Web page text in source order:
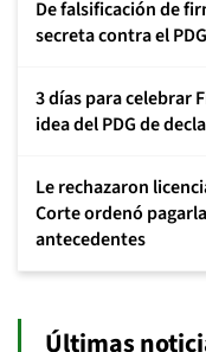
De falsificación de
secreta contra el
3 días para celebrar
idea del PDG de
Le rechazaron
Corte ordenó
antecedentes
Últimas